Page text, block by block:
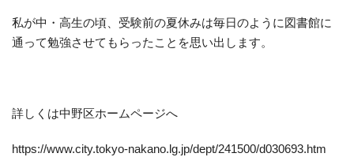
私が中・高生の頃、受験前の夏休みは毎日のように図書館に
通って勉強させてもらったことを思い出します。
詳しくは中野区ホームページへ
https://www.city.tokyo-nakano.lg.jp/dept/241500/d030693.htm